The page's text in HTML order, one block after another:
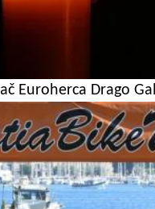
Euroherca Drago